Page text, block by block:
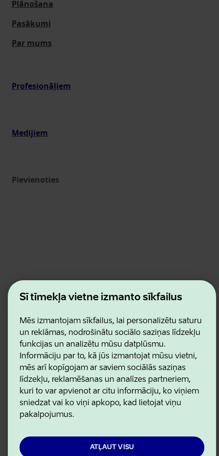
Šī tīmekļa vietne izmanto sīkfailus
Mēs izmantojam sīkfailus, lai personalizētu saturu
un reklāmas, nodrošinātu sociālo saziņas līdzekļu
funkcijas un analizētu mūsu datplūsmu.
Informāciju par to, kā jūs izmantojat mūsu vietni,
mēs arī kopīgojam ar saviem sociālās saziņas
līdzekļu, reklamēšanas un analīzes partneriem,
kuri to var apvienot ar citu informāciju, ko viņiem
sniedzat vai ko viņi apkopo, kad lietojat viņu
pakalpojumus.
ATĻAUT VISU
Plānošana
Pasākumi
Par mums
Profesionāļiem
Medijiem
Pievienoties
Estonian Business and Innovation Agency
Kontakti
Lietošanas noteikumi
Sīkdatņu un konfidencialitātes politika